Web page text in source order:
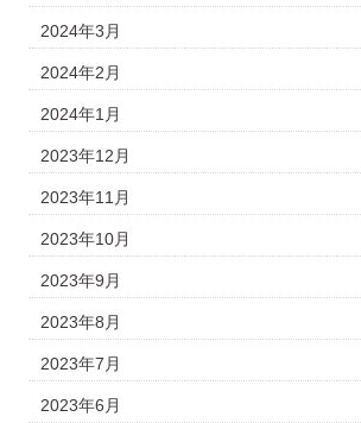
2024年3月
2024年2月
2024年1月
2023年12月
2023年11月
2023年10月
2023年9月
2023年8月
2023年7月
2023年6月